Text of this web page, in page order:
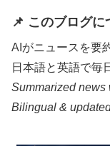
📌 このブログに
AIがニュースを要
日本語と英語で毎
Summarized news
Bilingual &